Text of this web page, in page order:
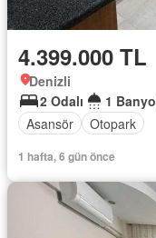
4.399.000 TL
Denizli
2 Odalı
1 Banyo
Asansör
Otopark
1 hafta, 6 gün önce